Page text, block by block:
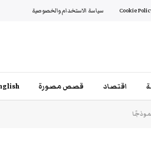
Cookie سياسة الاستخدام والخصوصية
اقتصاد قصص مصورة